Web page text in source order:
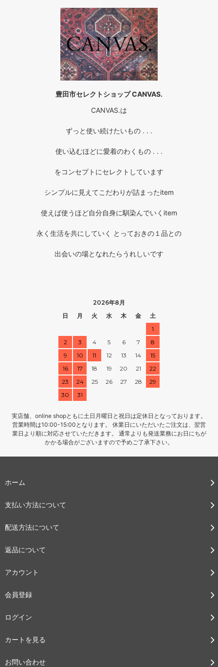
豊田市セレクトショップ CANVAS.
CANVAS.は
ずっと使い続けたいもの . . .
使い込むほどに愛着のわくもの . . .
をコンセプトにセレクトしています
シンプルに見えてこだわりが詰まったitem
使えば使うほど自分自身に馴染んでいくitem
永く生活を共にしていく とっておきの１品との
出会いの場となれたらうれしいです
2026年8月
日
月 火 水 木 金
土
1
2
3 4 5 6 7
8
9
10 11 12 13 14
15
16
17 18 19 20 21
22
23
24 25 26 27 28
29
30
31
実店舗、online shopともに土日月曜日と祝日は定休日となっております。
営業時間は10:00-15:00となります。 休業日にいただいたご注文は、翌営
業日より順に対応させていただきます。 通常よりも発送業務にお日にちが
かかる場合がございますので予めご了承下さい。
ホーム
支払い方法について
配送方法について
返品について
アカウント
会員登録
ログイン
カートを見る
お問い合わせ